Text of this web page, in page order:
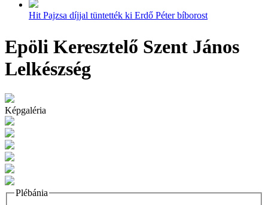
Hit Pajzsa díjjal tüntették ki Erdő Péter bíborost
Epöli Keresztelő Szent János
Lelkészség
Képgaléria
Plébánia